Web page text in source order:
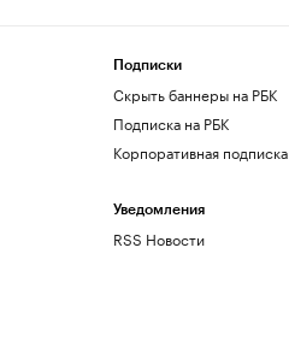
Подписки
Скрыть баннеры на РБК
Подписка на РБК
Корпоративная подписка
Уведомления
RSS Новости